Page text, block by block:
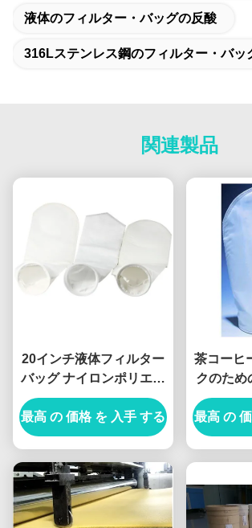
液体のフィルター・バッグの反酸
316Lステンレス鋼のフィルター・バッ
関連製品
20インチ液体フィルター
バッグ ナイロンポリエス
テル マイクロンメッシュ
フィルターバッグ
最高 の 価格 を 入手 する
茶コーヒ
クのため
イロン網
バッグの
最高 の